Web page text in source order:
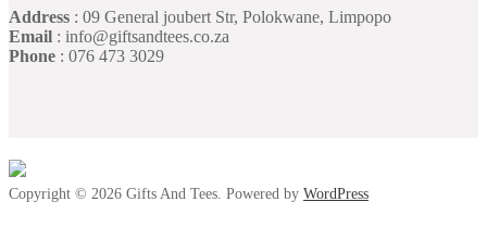
Address : 09 General joubert Str, Polokwane, Limpopo
Email : info@giftsandtees.co.za
Phone : 076 473 3029
Copyright © 2026 Gifts And Tees. Powered by WordPress